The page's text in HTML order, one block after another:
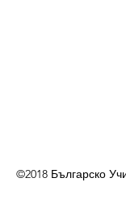
©2018 Българско